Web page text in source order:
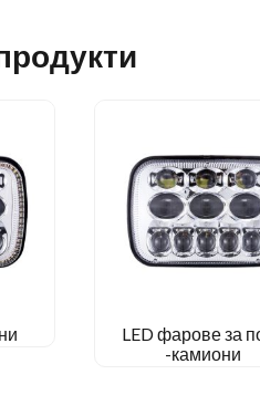
LED фарове за
-камиони